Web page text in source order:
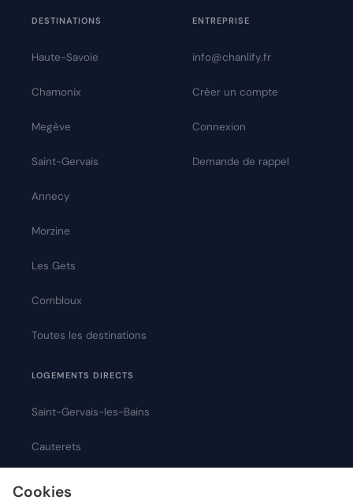
DESTINATIONS
Haute-Savoie
Chamonix
Megève
Saint-Gervais
Annecy
Morzine
Les Gets
Combloux
Toutes les destinations
LOGEMENTS DIRECTS
Saint-Gervais-les-Bains
Cauterets
ENTREPRISE
info@chanlify.fr
Créer un compte
Connexion
Demande de rappel
Cookies